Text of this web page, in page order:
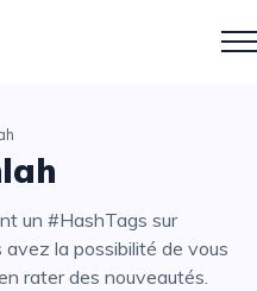
la possibilité de vous
rater des nouveautés.